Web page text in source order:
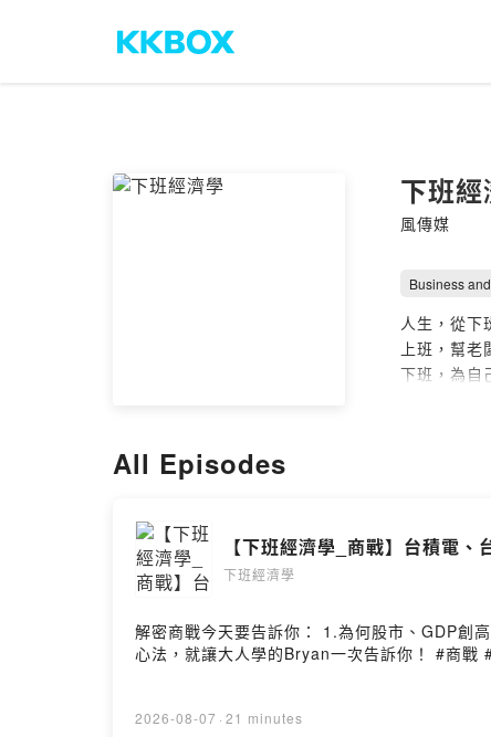
下班經
風傳媒
Business
人生，從下
上班，幫老
下班，為自
🎧
Hosting
All Episodes
【下班經濟學_商戰】台積電
下班經濟學
解密商戰今天要告訴你： 1.為何股市、GDP創高你卻更窮？
2026-08-07 · 21 minutes